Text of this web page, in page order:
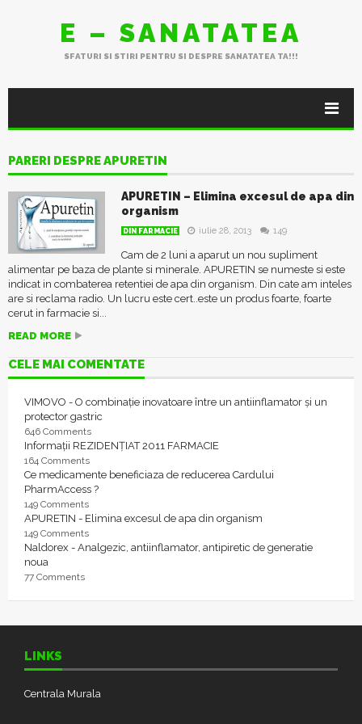
E – SANATATEA
SFATURI SI STIRI PENTRU SI DESPRE SANATATEA TA!!!
PARERI DESPRE APURETIN
APURETIN – Elimina excesul de apa din
organism
DIN FARMACIE iulie 28, 2013 149
Cam de 2 luni a aparut un nou supliment
alimentar pe baza de plante si minerale. APURETIN se numeste si este
indicat in combaterea retentiei de apa din organism. Din cate am inteles
are si reclama radio. Un lucru este cert..este un produs foarte, foarte
cerut in farmacie si...
READ MORE
CELE MAI COMENTATE
VIMOVO - O combinație inovatoare între un antiinflamator și un
protector gastric
646 Comments
Informații REZIDENȚIAT 2011 FARMACIE
164 Comments
Ce medicamente beneficiaza de reducerea Cardului
PharmAccess ?
149 Comments
APURETIN - Elimina excesul de apa din organism
149 Comments
Naldorex - Analgezic, antiinflamator, antipiretic de generatie
noua
77 Comments
LINKS
Centrala Murala